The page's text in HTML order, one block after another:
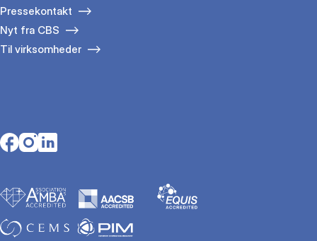
Pressekontakt
Nyt fra CBS
Til virksomheder
Opens in a new tab
Opens in a new tab
Opens in a new tab